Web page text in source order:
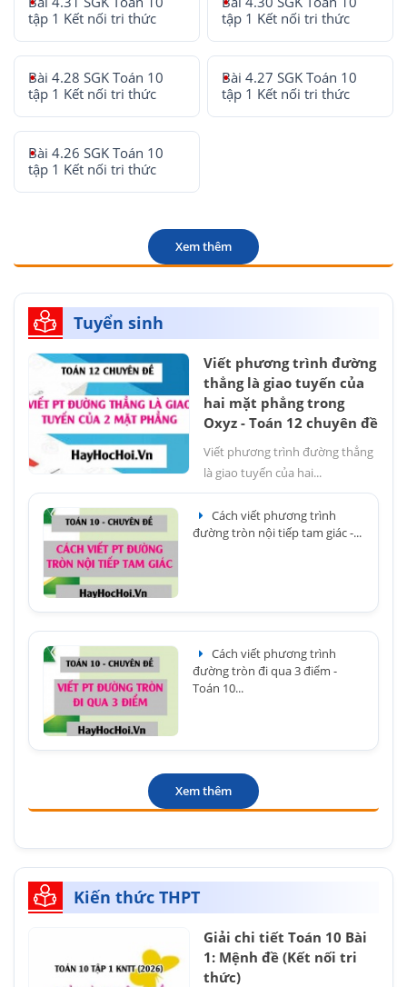
tập 1 Kết nối tri thức
tập 1 Kết nối tri thức
Bài 4.28 SGK Toán 10
tập 1 Kết nối tri thức
Bài 4.27 SGK Toán 10
tập 1 Kết nối tri thức
Bài 4.26 SGK Toán 10
tập 1 Kết nối tri thức
Xem thêm
Tuyển sinh
Viết phương trình đường
thẳng là giao tuyến của
hai mặt phẳng trong
Oxyz - Toán 12 chuyên đề
Viết phương trình đường thẳng
là giao tuyến của hai...
Cách viết phương trình
đường tròn nội tiếp tam giác -...
Cách viết phương trình
đường tròn đi qua 3 điểm -
Toán 10...
Xem thêm
Kiến thức THPT
Giải chi tiết Toán 10 Bài
1: Mệnh đề (Kết nối tri
thức)